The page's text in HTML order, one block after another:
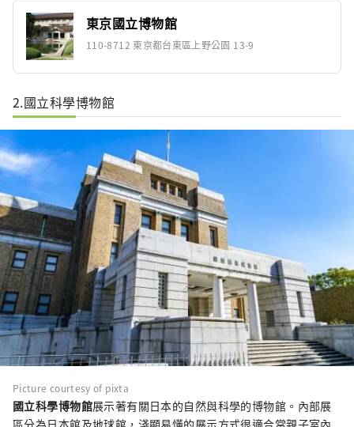
東京國立博物館
110-8712 東京都台東區上野公園 13-9
2.國立科學博物館
Picture courtesy of pixta
國立科學博物館展示著有關日本的自然與科學的博物館。內部展
區分為日本館及地球館，淺顯易懂的展示方式很適合當親子室內